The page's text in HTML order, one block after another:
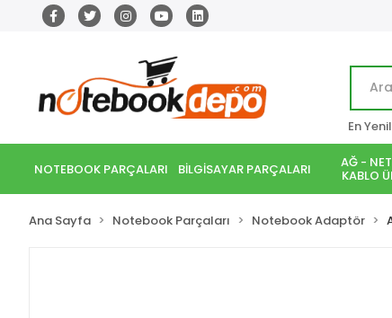
En
NOTEBOOK PARÇALARI BİLGİSAYAR PARÇALARI AĞ -
KABLO
Ana Sayfa Notebook Parçaları Notebook Adaptör